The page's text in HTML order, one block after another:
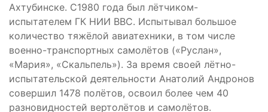
Ахтубинске. С1980 года был лётчиком-
испытателем ГК НИИ ВВС. Испытывал большое
количество тяжёлой авиатехники, в том числе
военно-транспортных самолётов («Руслан»,
«Мария», «Скальпель»). За время своей лётно-
испытательской деятельности Анатолий Андронов
совершил 1478 полётов, освоил более чем 40
разновидностей вертолётов и самолётов.